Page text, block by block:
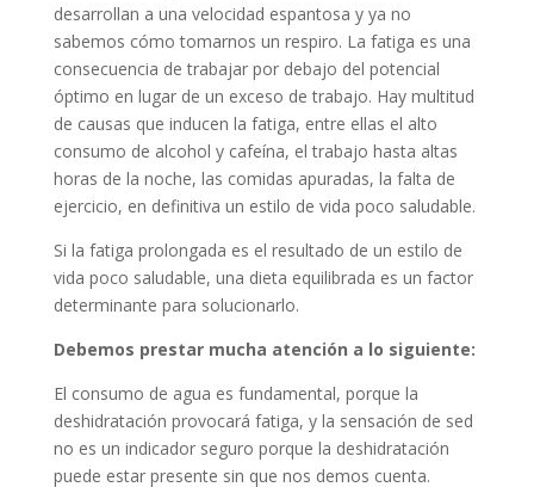
desarrollan a una velocidad espantosa y ya no
sabemos cómo tomarnos un respiro. La fatiga es una
consecuencia de trabajar por debajo del potencial
óptimo en lugar de un exceso de trabajo. Hay multitud
de causas que inducen la fatiga, entre ellas el alto
consumo de alcohol y cafeína, el trabajo hasta altas
horas de la noche, las comidas apuradas, la falta de
ejercicio, en definitiva un estilo de vida poco saludable.
Si la fatiga prolongada es el resultado de un estilo de
vida poco saludable, una dieta equilibrada es un factor
determinante para solucionarlo.
Debemos prestar mucha atención a lo siguiente:
El consumo de agua es fundamental, porque la
deshidratación provocará fatiga, y la sensación de sed
no es un indicador seguro porque la deshidratación
puede estar presente sin que nos demos cuenta.